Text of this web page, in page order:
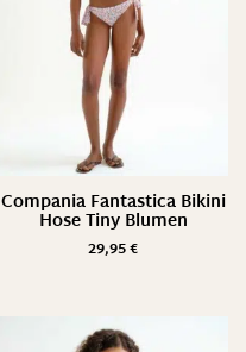
Compania Fantastica Bikini
Hose Tiny Blumen
29,95€